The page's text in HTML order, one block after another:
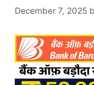
December 7, 2025